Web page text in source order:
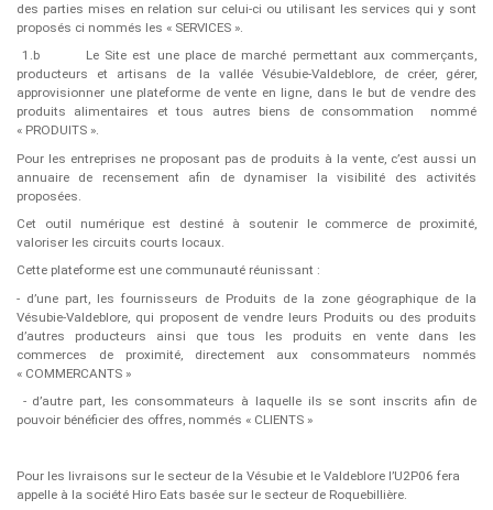
des parties mises en relation sur celui-ci ou utilisant les services qui y sont
proposés ci nommés les « SERVICES ».
1.b
Le Site est une place de marché permettant aux commerçants,
producteurs et artisans de la vallée Vésubie-Valdeblore, de créer, gérer,
approvisionner une plateforme de vente en ligne, dans le but de vendre des
produits alimentaires et tous autres biens de consommation
nommé
« PRODUITS ».
Pour les entreprises ne proposant pas de produits à la vente, c’est aussi un
annuaire de recensement afin de dynamiser la visibilité des activités
proposées.
Cet outil numérique est destiné à soutenir le commerce de proximité,
valoriser les circuits courts locaux.
Cette plateforme est une communauté réunissant :
- d’une part, les fournisseurs de Produits de la zone géographique de la
Vésubie-Valdeblore, qui proposent de vendre leurs Produits ou des produits
d’autres producteurs ainsi que tous les produits en vente dans les
commerces de proximité, directement aux consommateurs nommés
« COMMERCANTS »
- d’autre part, les consommateurs à laquelle ils se sont inscrits afin de
pouvoir bénéficier des offres, nommés « CLIENTS »
Pour les livraisons sur le secteur de la Vésubie et le Valdeblore l’U2P06 fera
appelle à la société Hiro Eats basée sur le secteur de Roquebillière.